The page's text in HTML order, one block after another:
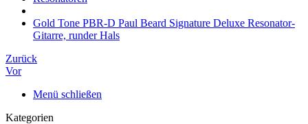
Gold Tone PBR-D Paul Beard Signature Deluxe Resonator-
Gitarre, runder Hals
Zurück
Vor
Menü schließen
Kategorien